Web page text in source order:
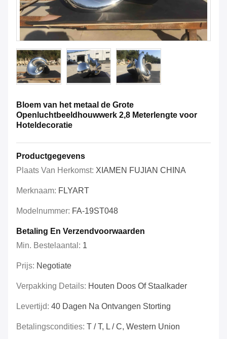
Bloem van het metaal de Grote
Openluchtbeeldhouwwerk 2,8 Meterlengte voor
Hoteldecoratie
Productgegevens
Plaats Van Herkomst: XIAMEN FUJIAN CHINA
Merknaam: FLYART
Modelnummer: FA-19ST048
Betaling En Verzendvoorwaarden
Min. Bestelaantal: 1
Prijs: Negotiate
Verpakking Details: Houten Doos Of Staalkader
Levertijd: 40 Dagen Na Ontvangen Storting
Betalingscondities: T / T, L / C, Western Union